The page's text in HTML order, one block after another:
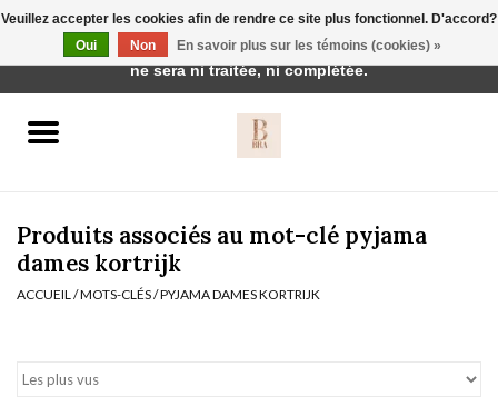
vêtements de nuit
Produits associés au mot-clé pyjama
dames kortrijk
ACCUEIL /MOTS-CLÉS/PYJAMA DAMES KORTRIJK
Veuillez accepter les cookies afin de rendre ce site plus fonctionnel. D'accord?
Oui
Non En savoir plus sur les témoins (cookies) »
Cette boutique est en construction. Toute commande passée
ne sera ni traitée, ni complétée.